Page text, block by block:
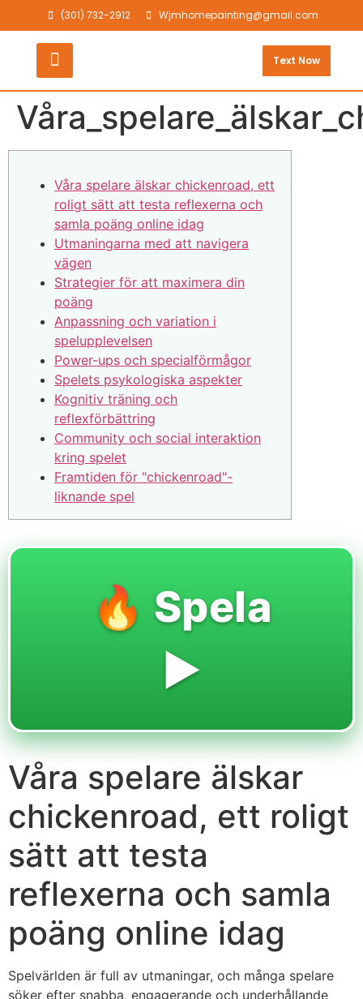
(301) 732-2912 Wjmhomepainting@gmail.com
Text Now
Våra spelare älskar chickenroad, ett
roligt sätt att testa reflexerna och
samla poäng online idag
Utmaningarna med att navigera
vägen
Strategier för att maximera din
poäng
Anpassning och variation i
spelupplevelsen
Power-ups och specialförmågor
Spelets psykologiska aspekter
Kognitiv träning och
reflexförbättring
Community och social interaktion
kring spelet
Framtiden för "chickenroad"-
liknande spel
🔥 Spela
▶️
Våra spelare älskar
chickenroad, ett roligt
sätt att testa
reflexerna och samla
poäng online idag
Spelvärlden är full av utmaningar, och många spelare
söker efter snabba, engagerande och underhållande